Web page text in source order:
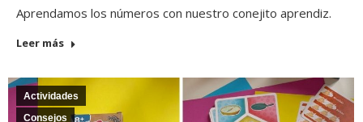
Aprendamos los números con nuestro conejito aprendiz.
Leer más
Actividades
Consejos